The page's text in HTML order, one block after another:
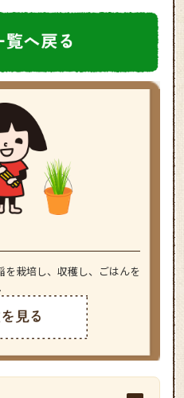
栽培し、収穫し、ごはんを